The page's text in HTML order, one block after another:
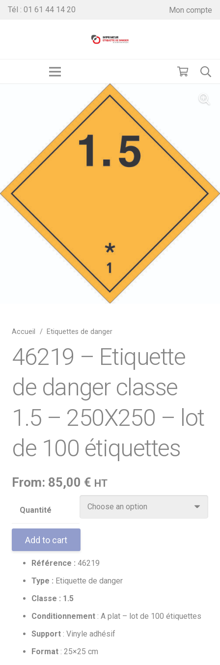
Tél : 01 61 44 14 20 Mon compte
Accueil / Etiquettes de danger
46219 – Etiquette
de danger classe
1.5 – 250X250 – lot
de 100 étiquettes
From: 85,00 € HT
Quantité
Add to cart
Référence : 46219
Type : Etiquette de danger
Classe : 1.5
Conditionnement : A plat – lot de 100 étiquettes
Support : Vinyle adhésif
Format : 25×25 cm